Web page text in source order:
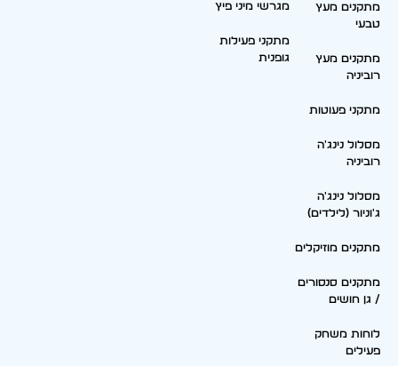
מתקנים מעץ
טבעי
מתקנים מעץ
רוביניה
מתקני פעוטות
מסלול נינג'ה
רוביניה
מסלול נינג'ה
ג'וניור (לילדים)
מתקנים מוזיקלים
מתקנים סנסורים
/ גן חושים
לוחות משחק
פעילים
מגרשי מיני פיץ
מתקני פעילות
גופנית